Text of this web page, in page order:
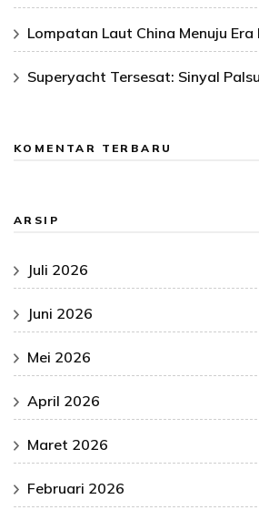
Lompatan Laut China Menuju Era
Superyacht Tersesat: Sinyal
KOMENTAR TERBARU
ARSIP
Juli 2026
Juni 2026
Mei 2026
April 2026
Maret 2026
Februari 2026